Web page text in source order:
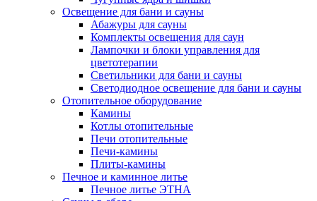
Освещение для бани и сауны
Абажуры для сауны
Комплекты освещения для саун
Лампочки и блоки управления для
цветотерапии
Светильники для бани и сауны
Светодиодное освещение для бани и сауны
Отопительное оборудование
Камины
Котлы отопительные
Печи отопительные
Печи-камины
Плиты-камины
Печное и каминное литье
Печное литье ЭТНА